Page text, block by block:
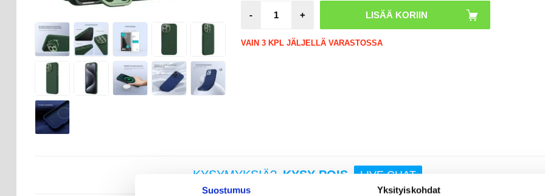
Suostumus Yksityiskohdat
- +
VAIN 3 KPL JÄLJELLÄ VARASTOSSA
KYSYMYKSIÄ? KYSY POIS LIVE CHAT